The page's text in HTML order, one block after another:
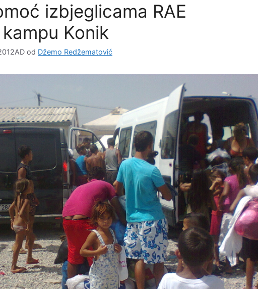
izbjeglicama RAE
Konik
od Džemo Redžematović